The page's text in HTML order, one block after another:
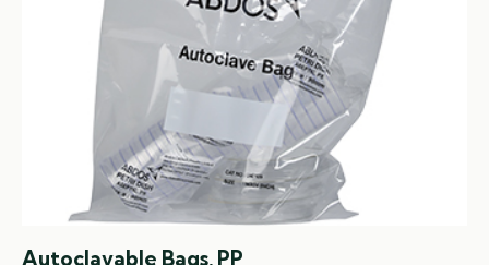
Autoclavable Bags, PP